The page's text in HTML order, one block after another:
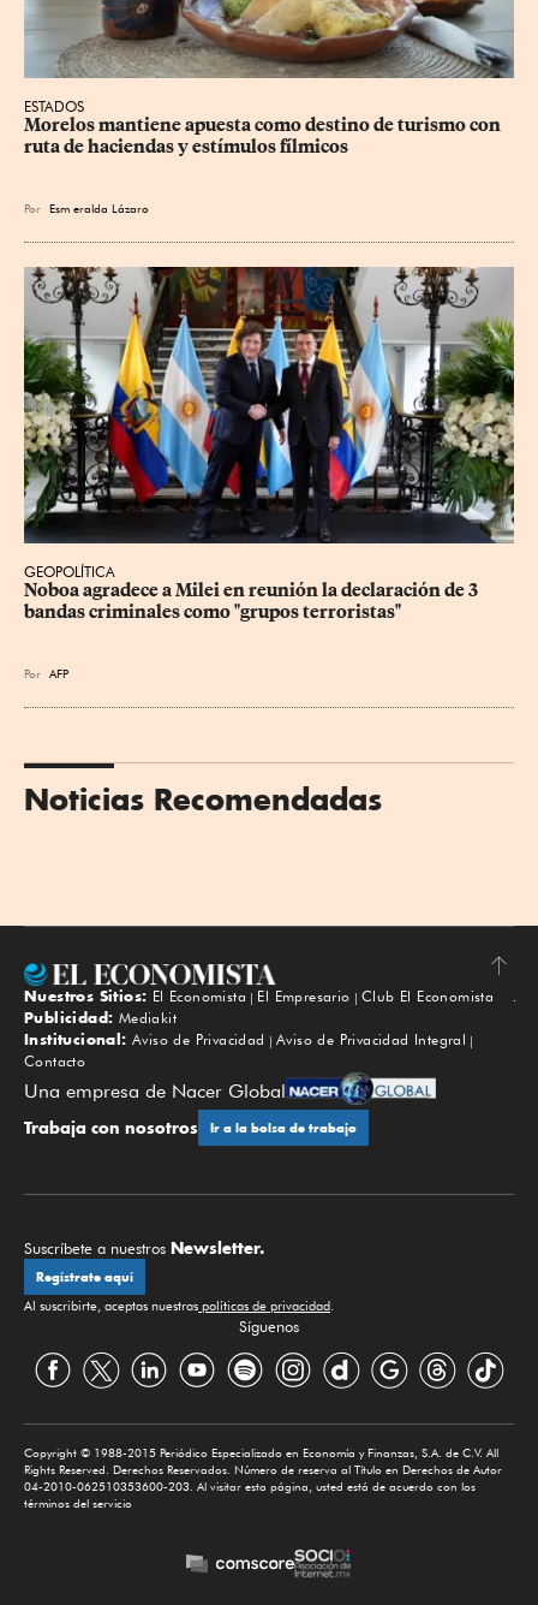
ESTADOS
Morelos mantiene apuesta como destino de turismo con
ruta de haciendas y estímulos fílmicos
Por Esm eralda Lázaro
GEOPOLÍTICA
Noboa agradece a Milei en reunión la declaración de 3
bandas criminales como "grupos terroristas"
Por AFP
Noticias Recomendadas
Subir
Nuestros Sitios: El Economista El Empresario
Club El Economista
Publicidad: Mediakit
Institucional: Aviso de Privacidad
Aviso de Privacidad Integral
Contacto
Una empresa de Nacer Global
Trabaja con nosotros Ir a la bolsa de trabajo
Suscríbete a nuestros Newsletter.
Regístrate aquí
Al suscribirte, aceptas nuestras políticas de privacidad.
Síguenos
Copyright © 1988-2015 Periódico Especializado en Economía y Finanzas, S.A. de C.V. All
Rights Reserved. Derechos Reservados. Número de reserva al Título en Derechos de Autor
04-2010-062510353600-203. Al visitar esta página, usted está de acuerdo con los
términos del servicio